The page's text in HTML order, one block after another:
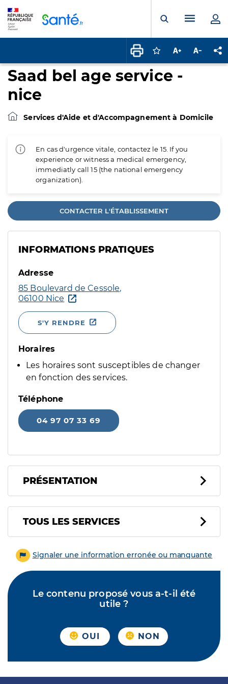
Ouvrir laMenu
Connectez-vous
Augmenter la
Saad bel age service -
nice
Services d'Aide et d'Accompagnement à Domicile
En cas d'urgence vitale, contactez le 15. If you
experience or witness a medical emergency,
immediatly call 15 (the national emergency
organization).
CONTACTER L'ÉTABLISSEMENT
INFORMATIONS PRATIQUES
Adresse
85 Boulevard de Cessole,
06100 Nice
S'Y RENDRE
Horaires
Les horaires sont susceptibles de changer
en fonction des services.
Téléphone
04 97 07 33 69
PRÉSENTATION
Tous les services
TOUS LES SERVICES
Signaler une information erronée ou manquante
Le contenu proposé vous a-t-il été
utile ?
OUI NON